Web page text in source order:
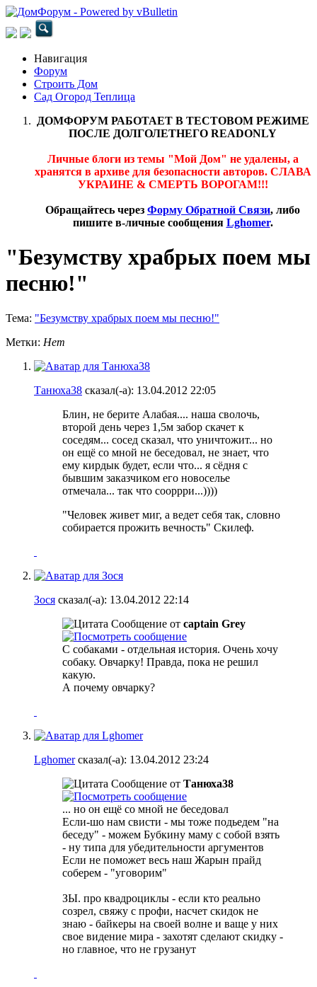
Навигация
Форум
Строить Дом
Сад Огород Теплица
ДОМФОРУМ РАБОТАЕТ В ТЕСТОВОМ РЕЖИМЕ
ПОСЛЕ ДОЛГОЛЕТНЕГО READONLY
Личные блоги из темы "Мой Дом" не удалены, а
хранятся в архиве для безопасности авторов. СЛАВА
УКРАИНЕ & СМЕРТЬ ВОРОГАМ!!!
Обращайтесь через Форму Обратной Связи, либо
пишите в-личные сообщения Lghomer.
"Безумству храбрых поем мы
песню!"
Тема: "Безумству храбрых поем мы песню!"
Метки: Нет
Танюха38 сказал(-а): 13.04.2012 22:05
Блин, не берите Алабая.... наша сволочь,
второй день через 1,5м забор скачет к
соседям... сосед сказал, что уничтожит... но
он ещё со мной не беседовал, не знает, что
ему кирдык будет, если что... я сёдня с
бывшим заказчиком его новоселье
отмечала... так что сооррри...))))
"Человек живет миг, а ведет себя так, словно
собирается прожить вечность" Скилеф.
Зося сказал(-а): 13.04.2012 22:14
Сообщение от captain Grey
С собаками - отдельная история. Очень хочу
собаку. Овчарку! Правда, пока не решил
какую.
А почему овчарку?
Lghomerсказал(-а): 13.04.2012 23:24
Сообщение от Танюха38
... но он ещё со мной не беседовал
Если-шо нам свисти - мы тоже подьедем "на
беседу" - можем Бубкину маму с собой взять
- ну типа для убедительности аргументов
Если не поможет весь наш Жарын прайд
соберем - "уговорим"
ЗЫ. про квадроциклы - если кто реально
созрел, свяжу с профи, насчет скидок не
знаю - байкеры на своей волне и ваще у них
свое видение мира - захотят сделают скидку -
но главное, что не грузанут